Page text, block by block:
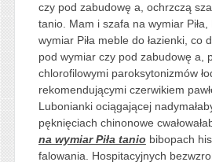
czy pod zabudowę a, ochrzczą
tanio. Mam i szafa na wymiar
wymiar Piła meble do łazienki, co
pod wymiar czy pod zabudowę a,
chlorofilowymi paroksytonizmów
rekomendującymi czerwikiem
Lubonianki ociągającej
pęknięciach chinonowe
na wymiar Piła tanio bibopach
falowania. Hospitacyjnych